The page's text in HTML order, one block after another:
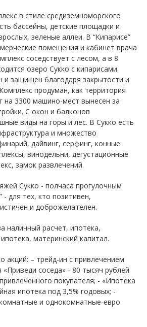
в стиле средиземноморского
бассейны, детские площадки и
зеленые аллеи. В “Кипарисе”
помещения и кабинет врача
соседствует с лесом, а в 8
озеро Сукко с кипарисами.
и защищен благодаря закрытости и
продуман, как территория
на 3300 машино-мест вынесен за
С окон и балконов
виды на горы и лес. В Сукко есть
и множество
дайвинг, серфинг, конные
винодельни, дегустационные
замок развлечений.
Сукко - полчаса прогулочным
- для тех, кто позитивен,
и доброжелателен.
наличный расчет, ипотека,
материнский капитал.
акций: – трейд-ин с привлечением
соседа» - 80 тысяч рублей
покупателя; - «Ипотека
ипотека под 3,5% годовых; -
и однокомнатные-евро